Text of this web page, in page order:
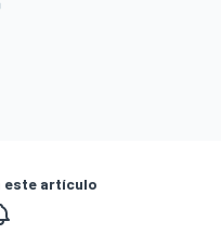
este artículo